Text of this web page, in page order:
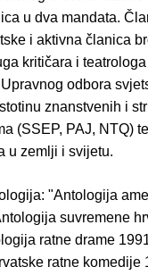
u dva mandata.
i aktivna članica
kritičara i
odbora
znanstvenih i
(SSEP, PAJ, NTQ)
u zemlji i svijetu.
"Antologija
suvremene
ratne drame
ratne komedije